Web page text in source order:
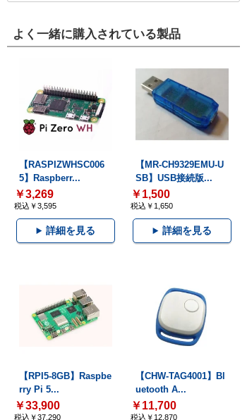
よく一緒に購入されている製品
【RASPIZWHSC006
5】Raspberr...
￥3,269
税込￥3,595
詳細を見る
【MR-CH9329EMU-U
SB】USB接続版...
￥1,500
税込￥1,650
詳細を見る
【RPI5-8GB】Raspbe
rry Pi 5...
￥33,900
税込￥37,290
【CHW-TAG4001】Bl
uetooth A...
￥11,700
税込￥12,870